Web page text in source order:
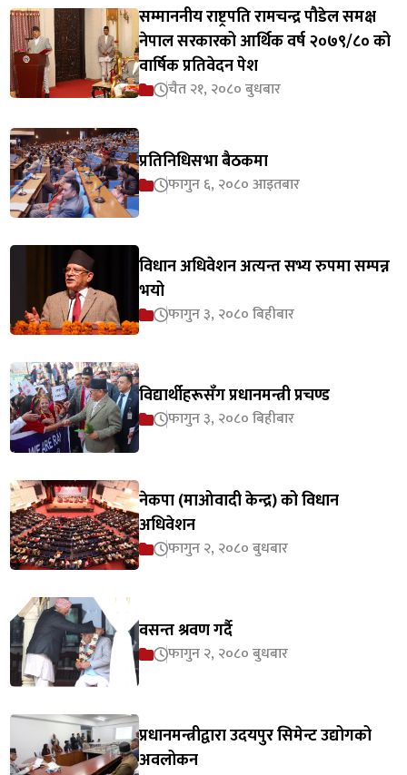
सम्माननीय राष्ट्रपति रामचन्द्र पौडेल समक्ष
नेपाल सरकारको आर्थिक वर्ष २०७९/८० को
वार्षिक प्रतिवेदन पेश
चैत २१, २०८० बुधबार
प्रतिनिधिसभा बैठकमा
फागुन ६, २०८० आइतबार
विधान अधिवेशन अत्यन्त सभ्य रुपमा सम्पन्न
भयो
फागुन ३, २०८० बिहीबार
विद्यार्थीहरूसँग प्रधानमन्त्री प्रचण्ड
फागुन ३, २०८० बिहीबार
नेकपा (माओवादी केन्द्र) को विधान
अधिवेशन
फागुन २, २०८० बुधबार
वसन्त श्रवण गर्दै
फागुन २, २०८० बुधबार
प्रधानमन्त्रीद्वारा उदयपुर सिमेन्ट उद्योगको
अवलोकन